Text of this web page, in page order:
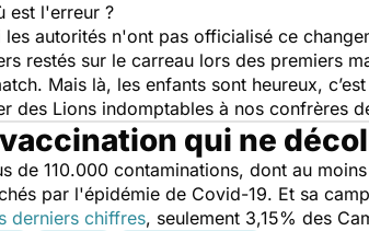
est l'erreur ?
les autorités n'ont pas officialisé ce
restés sur le carreau lors des premiers
. Mais là, les enfants sont heureux,
des Lions indomptables à nos confrères
qui ne
de 110.000 contaminations, dont au
par l'épidémie de Covid-19. Et sa
derniers chiffres, seulement 3,15% des